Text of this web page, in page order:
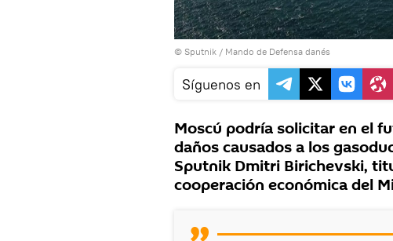
© Sputnik / Mando de Defensa danés
Síguenos en
Moscú podría solicitar en el
daños causados a los
Sputnik Dmitri Birichevski,
cooperación económica del